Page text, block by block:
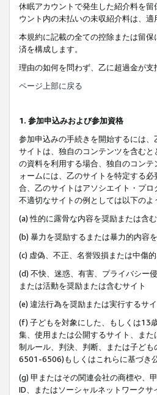
休眠アカウントで発生した紹介料を
ウント内の未払いの未収紹介料は、
本規約に記載の全ての控除または留
済を構成します。
理由の如何を問わず、乙に超過金が
ページ上部に戻る
1. 参加申込みおよび参加資格
参加申込みの手続きを開始するには
サイトは、独自のコンテンツを含む
の資料を利用する場合、独自のコン
ォームには、乙のサイトを特定する
合、乙のサイトはアソシエイト・プ
不適切なサイトの例としては以下のよ
(a) 性的に露骨な内容を奨励または含
(b) 暴力を奨励するまたは暴力的内容
(c) 虚偽、不正、名誉毀損または中傷
(d) 不快、迷惑、有害、プライバシー
または活動を奨励または含むサイト
(e) 違法行為を奨励または実行するサイ
(f) 子どもを対象にした、もしくは13
集、使用または公開するサイト、ま
制ルール、判決、判断、または子ど
6501-6506)もしくはこれらに基づき
(g) 甲またはその関連会社の商標や、
ID、またはソーシャルネットワーク